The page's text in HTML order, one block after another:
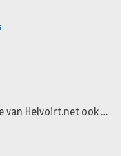
van Helvoirt.net ook …